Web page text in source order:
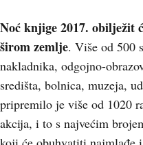
Noć knjige 2017. obilježit
širom zemlje. Više od 500
nakladnika, odgojno-
središta, bolnica, muzeja,
pripremilo je više od 1020
akcija, i to s najvećim